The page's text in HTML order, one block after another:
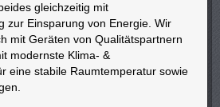
gleichzeitig mit
zur Einsparung von Energie. Wir
mit Geräten von Qualitätspartnern
modernste Klima- &
eine stabile Raumtemperatur sowie